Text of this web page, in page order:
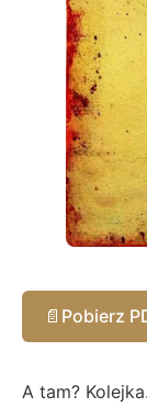
📄 Pobierz
A tam?